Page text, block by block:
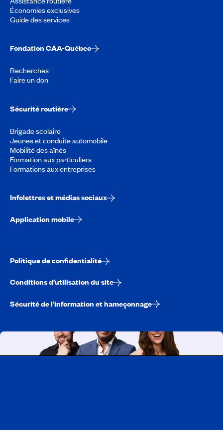
Économies exclusives
Guide des services
Fondation CAA-Québec
Recherches
Faire un don
Sécurité routière
Brigade scolaire
Jeunes et conduite automobile
Mobilité des aînés
Formation aux particuliers
Formations aux entreprises
Infolettres et médias sociaux
Application mobile
Politique de confidentialité
Conditions d’utilisation du site
Sécurité de l’information et hameçonnage